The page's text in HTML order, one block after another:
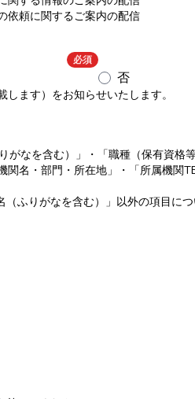
依頼に関するご案内の配信
録可否 必須
否
ます）をお知らせいたします。
なを含む）」・「職種（保有資格
名・部門・所在地」・「所属機関
ふりがなを含む）」以外の項目に